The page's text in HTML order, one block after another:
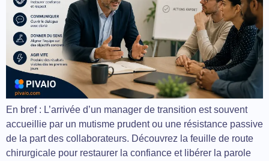
En bref : L’arrivée d’un manager de transition est souvent
accueillie par un mutisme prudent ou une résistance passive
de la part des collaborateurs. Découvrez la feuille de route
chirurgicale pour restaurer la confiance et libérer la parole